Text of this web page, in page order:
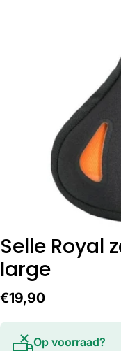
media 0 in
Selle Royal
large
Normale
€19,90
Op voorraad?